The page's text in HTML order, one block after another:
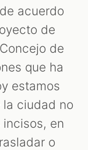
acuerdo
de
de
que ha
estamos
ciudad no
en
o